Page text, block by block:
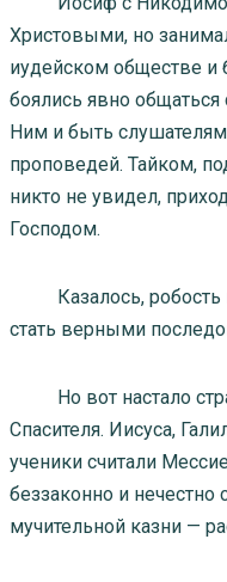
Христовыми, но
иудейском обществе и
боялись явно
Ним и быть
проповедей. Тайком,
никто не увидел,
Господом.
Казалось, робость и
стать верными
Но вот настало
Спасителя. Иисуса,
ученики считали
беззаконно и нечестно
мучительной казни —